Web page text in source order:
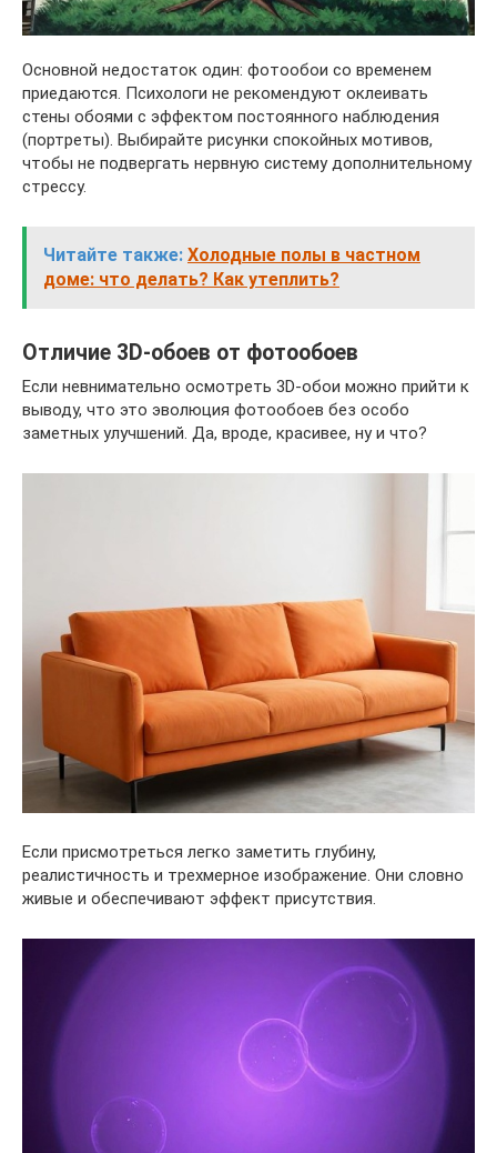
Основной недостаток один: фотообои со временем
приедаются. Психологи не рекомендуют оклеивать
стены обоями с эффектом постоянного наблюдения
(портреты). Выбирайте рисунки спокойных мотивов,
чтобы не подвергать нервную систему дополнительному
стрессу.
Читайте также: Холодные полы в частном
доме: что делать? Как утеплить?
Отличие 3D-обоев от фотообоев
Если невнимательно осмотреть 3D-обои можно прийти к
выводу, что это эволюция фотообоев без особо
заметных улучшений. Да, вроде, красивее, ну и что?
Если присмотреться легко заметить глубину,
реалистичность и трехмерное изображение. Они словно
живые и обеспечивают эффект присутствия.